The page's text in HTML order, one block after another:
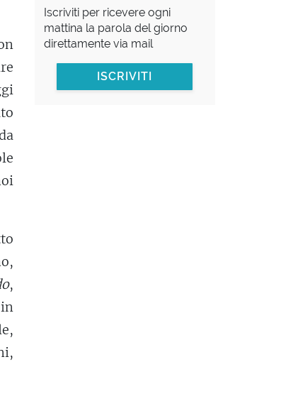
,
Iscriviti per ricevere ogni
mattina la parola del giorno
direttamente via mail
ISCRIVITI